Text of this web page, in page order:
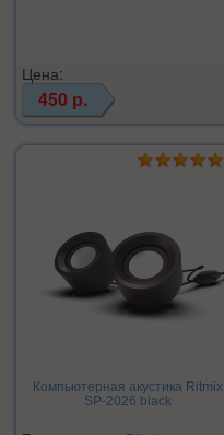
Цена:
450 р.
Компьютерная акустика Ritmix
SP-2026 black